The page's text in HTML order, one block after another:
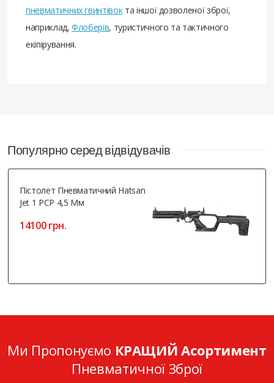
пневматичних гвинтівокта іншої дозволеної зброї,
наприклад,Флоберів, туристичного та тактичного
екіпірування.
Популярно серед відвідувачів
Пістолет Пневматичний Hatsan
Jet 1 PCP 4,5 Мм
14100 грн.
Ми Пропонуємо КРАЩИЙ Асортимент
Пневматичної Зброї